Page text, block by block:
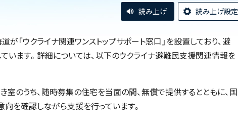
読み上げ 読み上げ設定
「ウクライナ関連ワンストップサポート窓口」を設置しており、避
ます。詳細については、以下のウクライナ避難民支援関連情報を
のうち、随時募集の住宅を当面の間、無償で提供するとともに、国
を確認しながら支援を行っています。